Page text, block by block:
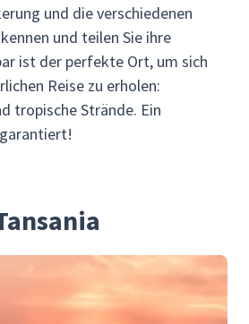
und die verschiedenen
und teilen Sie ihre
ist der perfekte Ort, um sich
Reise zu erholen:
tropische Strände. Ein